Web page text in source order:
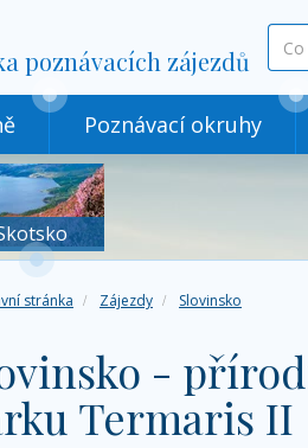
poznávacích zájezdů
co
Poznávací okruhy
stránka Zájezdy Slovinsko
-
Termaris II